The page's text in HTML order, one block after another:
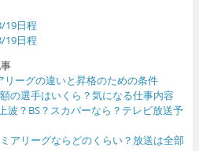
19日程
19日程
ーグの違いと昇格のための条件
の選手はいくら？気になる仕事内容
波？BS？スカパーなら？テレビ放送予
アリーグならどのくらい？放送は全部